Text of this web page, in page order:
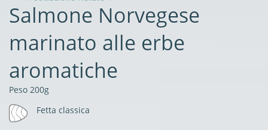
Salmone Norvegese
marinato alle erbe
aromatiche
Peso 200g
Fetta classica